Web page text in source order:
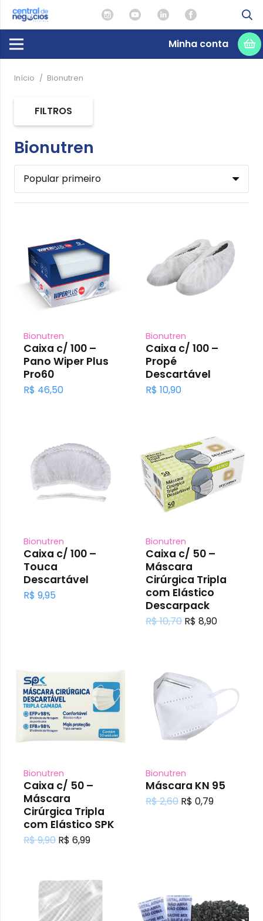
Minha conta
Início / Bionutren
Bionutren
Bionutren
Caixa c/ 100 –
Pano Wiper Plus
Pro60
R$ 46,50
Bionutren
Caixa c/ 100 –
Propé
Descartável
R$ 10,90
Bionutren
Caixa c/ 100 –
Touca
Descartável
R$ 9,95
Bionutren
Caixa c/ 50 –
Máscara
Cirúrgica Tripla
com Elástico
Descarpack
R$10,70 O
R$ 10,70.
R$ 8,90O
Bionutren
Caixa c/ 50 –
Máscara
Cirúrgica Tripla
com Elástico SPK
R$9,90 O
era:
R$ 9,90.
R$ 6,99O
é:
R$ 6,99.
Bionutren
Máscara KN 95
R$2,60 O
R$ 0,79O
FILTROS